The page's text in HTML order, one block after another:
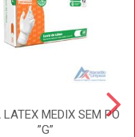
LATEX MEDIX SEM PÓ
”G”